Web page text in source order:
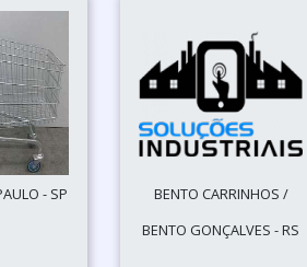
- SP
BENTO CARRINHOS /
BENTO GONÇALVES - RS